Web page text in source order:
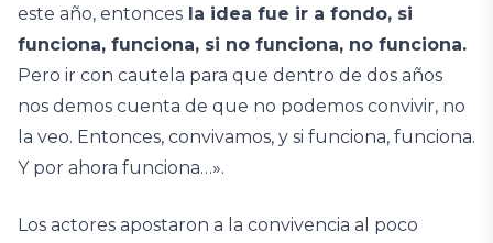
este año, entonces la idea fue ir a fondo, si
funciona, funciona, si no funciona, no funciona.
Pero ir con cautela para que dentro de dos años
nos demos cuenta de que no podemos convivir, no
la veo. Entonces, convivamos, y si funciona, funciona.
Y por ahora funciona…».
Los actores apostaron a la convivencia al poco